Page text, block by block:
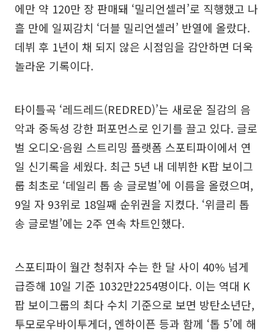
에만 약 120만 장 판매돼 ‘밀리언셀러’로 직행했고 나
흘 만에 일찌감치 ‘더블 밀리언셀러’ 반열에 올랐다.
데뷔 후 1년이 채 되지 않은 시점임을 감안하면 더욱
놀라운 기록이다.
타이틀곡 ‘레드레드(REDRED)’는 새로운 질감의 음
악과 중독성 강한 퍼포먼스로 인기를 끌고 있다. 글로
벌 오디오·음원 스트리밍 플랫폼 스포티파이에서 연
일 신기록을 세웠다. 최근 5년 내 데뷔한 K팝 보이그
룹 최초로 ‘데일리 톱 송 글로벌’에 이름을 올렸으며,
9일 자 93위로 18일째 순위권을 지켰다. ‘위클리 톱
송 글로벌’에는 2주 연속 차트인했다.
스포티파이 월간 청취자 수는 한 달 사이 40% 넘게
급증해 10일 기준 1032만2254명이다. 이는 역대 K
팝 보이그룹의 최다 수치 기준으로 보면 방탄소년단,
투모로우바이투게더, 엔하이픈 등과 함께 ‘톱 5’에 해